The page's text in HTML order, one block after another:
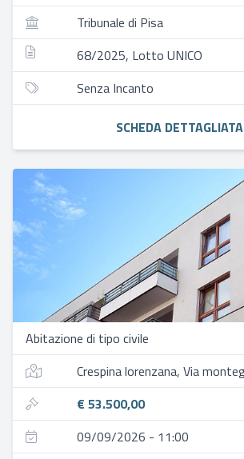
Tribunale di Pisa
68/2025, Lotto UNICO
Senza Incanto
SCHEDA DETTAGLIATA
Abitazione di tipo civile
€ 53.500,00
09/09/2026 - 11:00